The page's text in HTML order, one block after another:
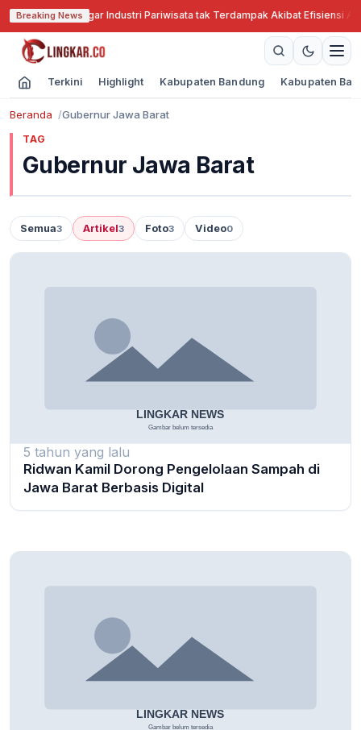
Breaking News
Cari Solusi Agar Industri Pariwisata tak Terdampak Akibat Efisiensi
Terkini Highlight Kabupaten Bandung Kabupaten
Beranda Gubernur Jawa Barat
TAG
Gubernur Jawa Barat
Semua3 Artikel3 Foto3 Video0
5 tahun yang lalu
Ridwan Kamil Dorong Pengelolaan Sampah di
Jawa Barat Berbasis Digital